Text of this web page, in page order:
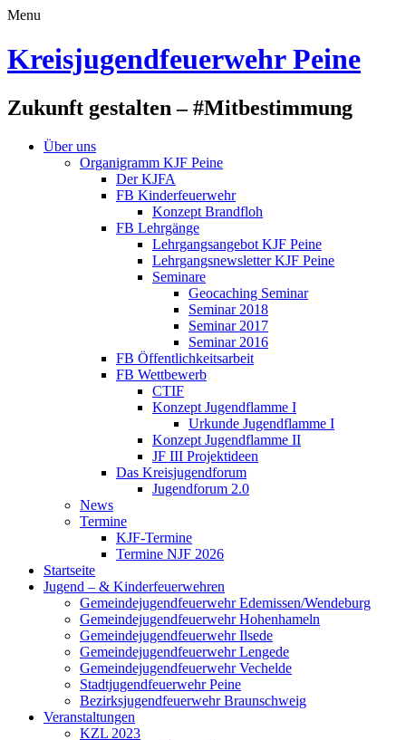
Menu
Kreisjugendfeuerwehr Peine
Zukunft gestalten – #Mitbestimmung
Über uns
Organigramm KJF Peine
Der KJFA
FB Kinderfeuerwehr
Konzept Brandfloh
FB Lehrgänge
Lehrgangsangebot KJF Peine
Lehrgangsnewsletter KJF Peine
Seminare
Geocaching Seminar
Seminar 2018
Seminar 2017
Seminar 2016
FB Öffentlichkeitsarbeit
FB Wettbewerb
CTIF
Konzept Jugendflamme I
Urkunde Jugendflamme I
Konzept Jugendflamme II
JF III Projektideen
Das Kreisjugendforum
Jugendforum 2.0
News
Termine
KJF-Termine
Termine NJF 2026
Startseite
Jugend – & Kinderfeuerwehren
Gemeindejugendfeuerwehr Edemissen/Wendeburg
Gemeindejugendfeuerwehr Hohenhameln
Gemeindejugendfeuerwehr Ilsede
Gemeindejugendfeuerwehr Lengede
Gemeindejugendfeuerwehr Vechelde
Stadtjugendfeuerwehr Peine
Bezirksjugendfeuerwehr Braunschweig
Veranstaltungen
KZL 2023